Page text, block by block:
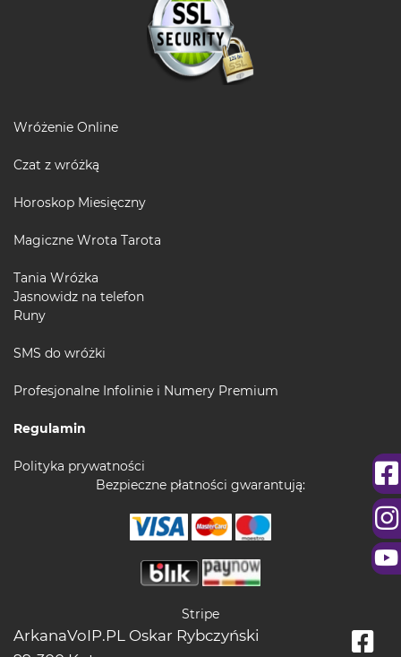
Wróżenie Online
Czat z wróżką
Horoskop Miesięczny
Magiczne Wrota Tarota
Tania Wróżka
Jasnowidz na telefon
Runy
SMS do wróżki
Profesjonalne Infolinie i Numery Premium
Regulamin
Polityka prywatności
Bezpieczne płatności gwarantują:
Stripe
ArkanaVoIP.PL Oskar Rybczyński